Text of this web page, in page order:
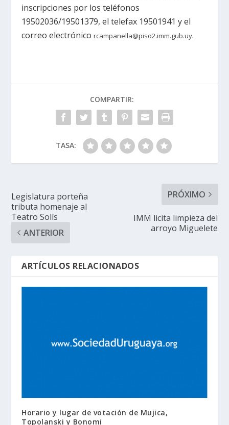
inscripciones por los teléfonos
19502036/19501379, el telefax 19501941 y el
correo electrónicorcampanella@piso2.imm.gub.uy.
COMPARTIR:
TASA:
Legislatura porteña
tributa homenaje al
Teatro Solís
ANTERIOR
PRÓXIMO
IMM licita limpieza del
arroyo Miguelete
ARTÍCULOS RELACIONADOS
Horario y lugar de votación de Mujica,
Topolanski y Bonomi